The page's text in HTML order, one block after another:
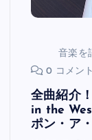
音楽を
0 コメント
全曲紹介
in the
ポン・ア